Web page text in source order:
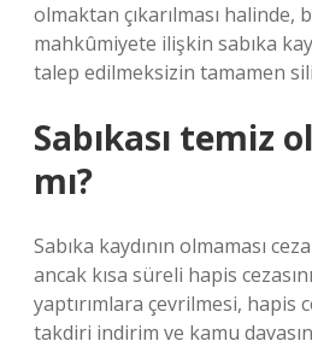
olmaktan çıkarılması halinde,
mahkûmiyete ilişkin sabıka
talep edilmeksizin tamamen
Sabıkası temiz
mı?
Sabıka kaydının olmaması
ancak kısa süreli hapis
yaptırımlara çevrilmesi, hapis
takdiri indirim ve kamu